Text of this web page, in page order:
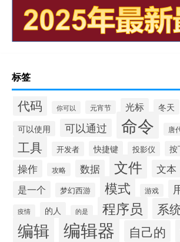
标签
代码 你可以 元宵节 光标 冬天
可以使用 可以通过 命令 唐
工具 开发者 快捷键 投影仪 按
操作 攻略 数据 文件 文本
是一个 梦幻西游 模式 游戏
疫情 的人 的是 程序员 系
编辑 编辑器 自己的